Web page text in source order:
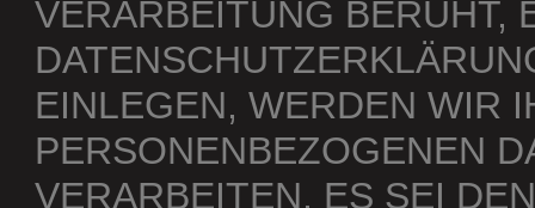
VERARBEITUNG BERUHT,
EINLEGEN, WERDEN WIR
PERSONENBEZOGENEN
VERARBEITEN, ES SEI